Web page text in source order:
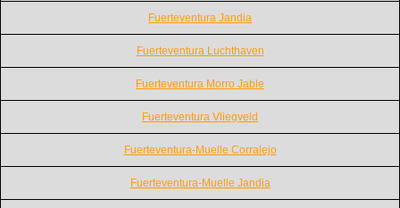
Fuerteventura Jandia
Fuerteventura Luchthaven
Fuerteventura Morro Jable
Fuerteventura Vliegveld
Fuerteventura-Muelle Corralejo
Fuerteventura-Muelle Jandia